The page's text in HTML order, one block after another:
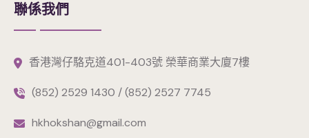
聯係我們
香港灣仔駱克道401-403號 榮華商業大廈7樓
(852) 2529 1430 / (852) 2527 7745
hkhokshan@gmail.com